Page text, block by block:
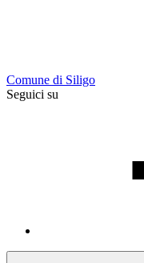
Comune di Siligo
Seguici su